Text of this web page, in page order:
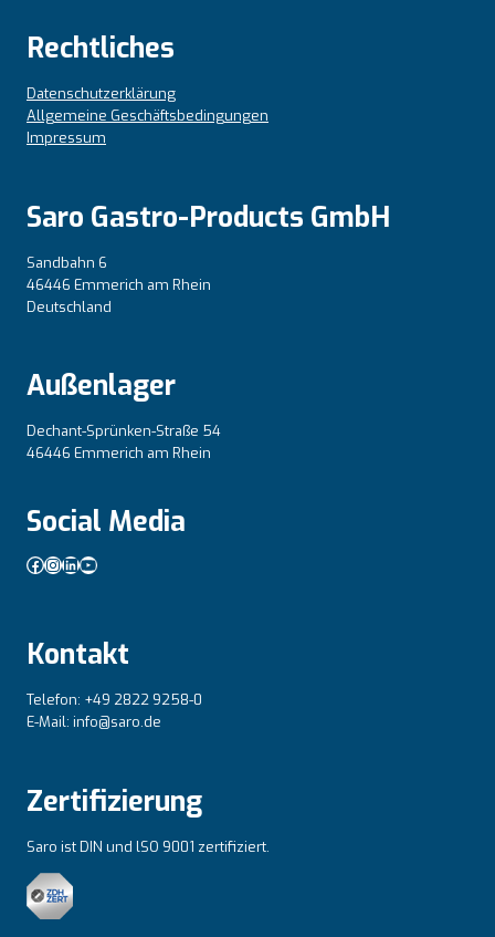
Rechtliches
Datenschutzerklärung
Allgemeine Geschäftsbedingungen
Impressum
Saro Gastro-Products GmbH
Sandbahn 6
46446 Emmerich am Rhein
Deutschland
Außenlager
Dechant-Sprünken-Straße 54
46446 Emmerich am Rhein
Social Media
Facebook
Instagram
LinkedIn
YouTube
Kontakt
Telefon: +49 2822 9258-0
E-Mail: info@saro.de
Zertifizierung
Saro ist DIN und lSO 9001 zertifiziert.